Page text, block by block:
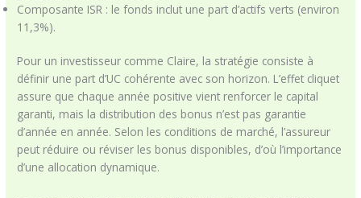
Composante ISR : le fonds inclut une part d’actifs verts (environ
11,3%).
Pour un investisseur comme Claire, la stratégie consiste à
définir une part d’UC cohérente avec son horizon. L’effet cliquet
assure que chaque année positive vient renforcer le capital
garanti, mais la distribution des bonus n’est pas garantie
d’année en année. Selon les conditions de marché, l’assureur
peut réduire ou réviser les bonus disponibles, d’où l’importance
d’une allocation dynamique.